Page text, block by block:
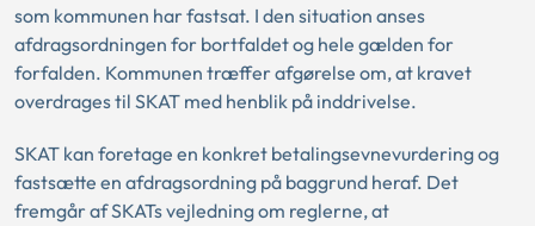
som kommunen har fastsat. I den situation anses
afdragsordningen for bortfaldet og hele gælden for
forfalden. Kommunen træffer afgørelse om, at kravet
overdrages til SKAT med henblik på inddrivelse.
SKAT kan foretage en konkret betalingsevnevurdering og
fastsætte en afdragsordning på baggrund heraf. Det
fremgår af SKATs vejledning om reglerne, at